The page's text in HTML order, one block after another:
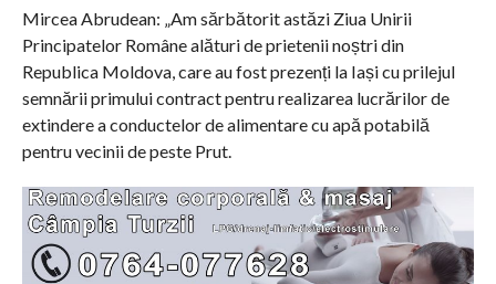
Mircea Abrudean: „Am sărbătorit astăzi Ziua Unirii
Principatelor Române alături de prietenii noștri din
Republica Moldova, care au fost prezenți la Iași cu prilejul
semnării primului contract pentru realizarea lucrărilor de
extindere a conductelor de alimentare cu apă potabilă
pentru vecinii de peste Prut.